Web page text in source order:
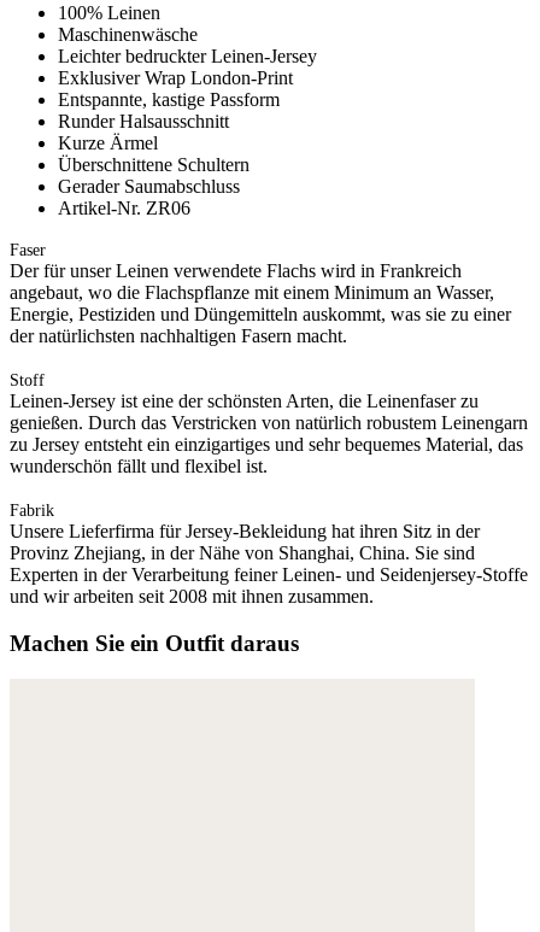
100% Leinen
Maschinenwäsche
Leichter bedruckter Leinen-Jersey
Exklusiver Wrap London-Print
Entspannte, kastige Passform
Runder Halsausschnitt
Kurze Ärmel
Überschnittene Schultern
Gerader Saumabschluss
Artikel-Nr. ZR06
Faser
Der für unser Leinen verwendete Flachs wird in Frankreich
angebaut, wo die Flachspflanze mit einem Minimum an Wasser,
Energie, Pestiziden und Düngemitteln auskommt, was sie zu einer
der natürlichsten nachhaltigen Fasern macht.
Stoff
Leinen-Jersey ist eine der schönsten Arten, die Leinenfaser zu
genießen. Durch das Verstricken von natürlich robustem Leinengarn
zu Jersey entsteht ein einzigartiges und sehr bequemes Material, das
wunderschön fällt und flexibel ist.
Fabrik
Unsere Lieferfirma für Jersey-Bekleidung hat ihren Sitz in der
Provinz Zhejiang, in der Nähe von Shanghai, China. Sie sind
Experten in der Verarbeitung feiner Leinen- und Seidenjersey-Stoffe
und wir arbeiten seit 2008 mit ihnen zusammen.
Machen Sie ein Outfit daraus